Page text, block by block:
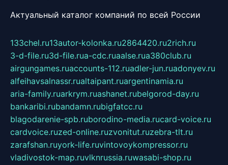
Актуальный каталог компаний по всей России
133chel.ru13autor-kolonka.ru2864420.ru2rich.ru
3-d-file.ru3d-file.rua-cdc.ruaalse.rua380club.ru
airgungames.ruaccounts-112.ruadler-jun.ruadonyev.ru
alfeihavsalnassr.rualtaipant.ruargentinamia.ru
aria-family.ruarkrym.ruashanet.rubelgorod-day.ru
bankaribi.rubandamn.rubigfatcc.ru
blagodarenie-spb.ruborodino-media.rucard-voice.ru
cardvoice.ruzed-online.ruzvonitut.ruzebra-tlt.ru
zarafshan.ruyork-life.ruvintovoykompressor.ru
vladivostok-map.ruvlknrussia.ruwasabi-shop.ru